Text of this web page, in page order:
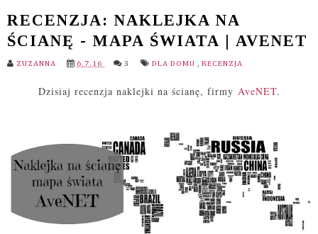
RECENZJA: NAKLEJKA NA
ŚCIANĘ - MAPA ŚWIATA | AVENET
ZUZANNA 6.7.16 3 DLA DOMU RECENZJA
Dzisiaj recenzja naklejki na ścianę, firmy AveNET.